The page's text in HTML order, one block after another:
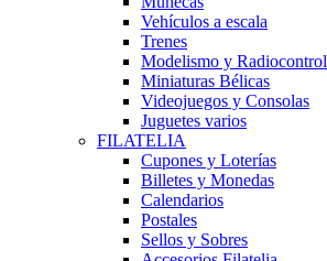
Vehículos a escala
Trenes
Modelismo y Radiocontrol
Miniaturas Bélicas
Videojuegos y Consolas
Juguetes varios
FILATELIA
Cupones y Loterías
Billetes y Monedas
Calendarios
Postales
Sellos y Sobres